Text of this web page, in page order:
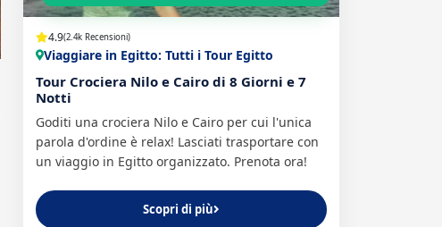
4.9(2.4k Recensioni)
Viaggiare in Egitto: Tutti i Tour Egitto
Tour Crociera Nilo e Cairo di 8 Giorni e 7
Notti
Goditi una crociera Nilo e Cairo per cui l'unica
parola d'ordine è relax! Lasciati trasportare con
un viaggio in Egitto organizzato. Prenota ora!
Scopri di più